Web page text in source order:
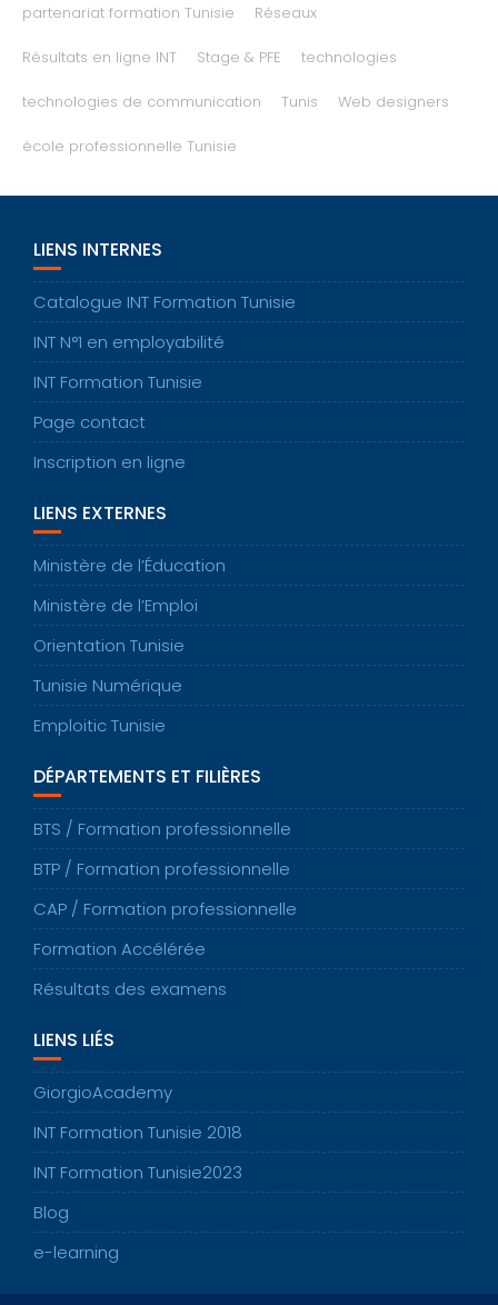
partenariat formation Tunisie Réseaux
Résultats en ligne INT Stage & PFE technologies
technologies de communication Tunis Web designers
école professionnelle Tunisie
LIENS INTERNES
Catalogue INT Formation Tunisie
INT N°1 en employabilité
INT Formation Tunisie
Page contact
Inscription en ligne
LIENS EXTERNES
Ministère de l’Éducation
Ministère de l’Emploi
Orientation Tunisie
Tunisie Numérique
Emploitic Tunisie
DÉPARTEMENTS ET FILIÈRES
BTS / Formation professionnelle
BTP / Formation professionnelle
CAP / Formation professionnelle
Formation Accélérée
Résultats des examens
LIENS LIÉS
GiorgioAcademy
INT Formation Tunisie 2018
INT Formation Tunisie2023
Blog
e-learning